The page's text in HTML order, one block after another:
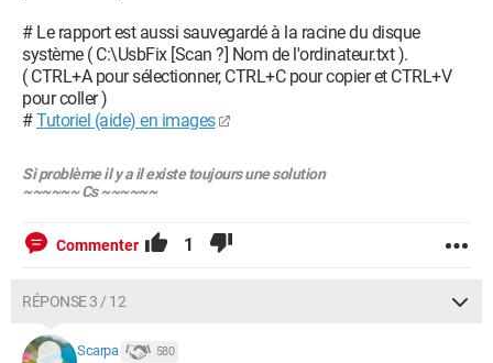
# Le rapport est aussi sauvegardé à la racine du disque
système ( C:\UsbFix [Scan ?] Nom de l'ordinateur.txt ).
( CTRL+A pour sélectionner, CTRL+C pour copier et CTRL+V
pour coller )
#Tutoriel (aide) en images
Si problème il y a il existe toujours une solution
~~~~~~ Cs ~~~~~~
Commenter 1
RÉPONSE 3 / 12
Scarpa 580